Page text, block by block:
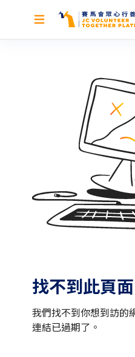
找不到此頁面
我們找不到你想到訪的
連結已過期了。